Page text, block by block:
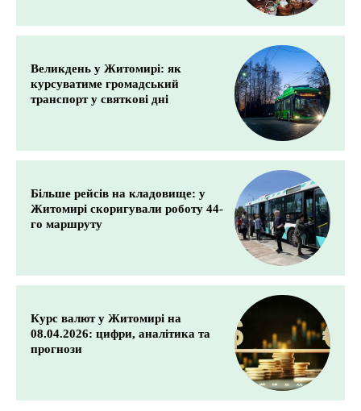
Великдень у Житомирі: як
курсуватиме громадський
транспорт у святкові дні
Більше рейсів на кладовище: у
Житомирі скоригували роботу 44-
го маршруту
Курс валют у Житомирі на
08.04.2026: цифри, аналітика та
прогнози